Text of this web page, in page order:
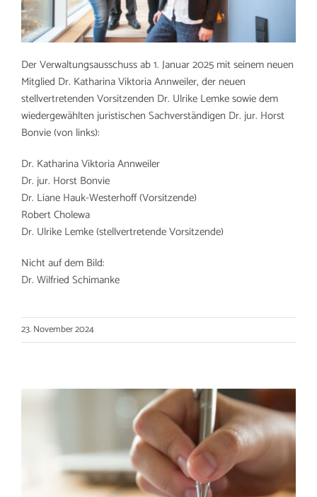
Der Verwaltungsausschuss ab 1. Januar 2025 mit seinem neuen
Mitglied Dr. Katharina Viktoria Annweiler, der neuen
stellvertretenden Vorsitzenden Dr. Ulrike Lemke sowie dem
wiedergewählten juristischen Sachverständigen Dr. jur. Horst
Bonvie (von links):
Dr. Katharina Viktoria Annweiler
Dr. jur. Horst Bonvie
Dr. Liane Hauk-Westerhoff (Vorsitzende)
Robert Cholewa
Dr. Ulrike Lemke (stellvertretende Vorsitzende)
Nicht auf dem Bild:
Dr. Wilfried Schimanke
23. November 2024